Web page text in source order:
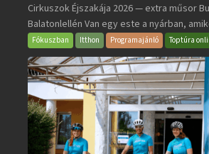
Éjszakája
2026
bejegyzéshez
Cirkuszok Éjszakája 2026 — extra műsor
Balatonlellén Van egy este a nyárban,
Fókuszban Itthon Programajánló Toptúra